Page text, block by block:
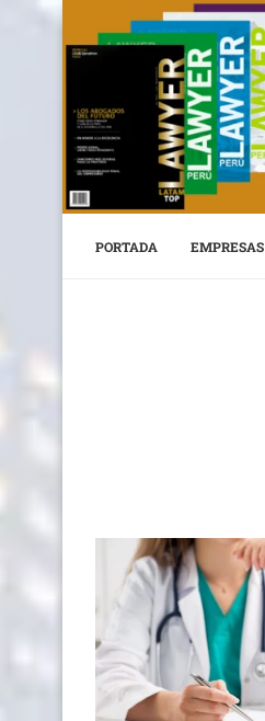
PORTADA EMPRESAS